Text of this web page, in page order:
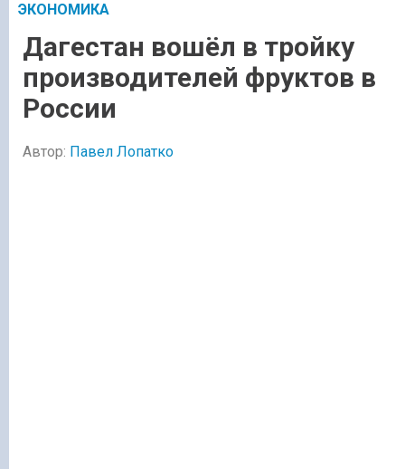
ЭКОНОМИКА
Дагестан вошёл в тройку
производителей фруктов в
России
Автор: Павел Лопатко